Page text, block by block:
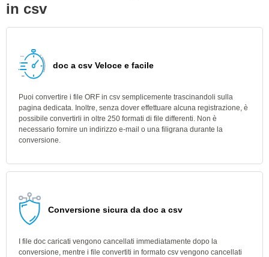
in csv
doc a csv Veloce e facile
Puoi convertire i file ORF in csv semplicemente trascinandoli sulla
pagina dedicata. Inoltre, senza dover effettuare alcuna registrazione, è
possibile convertirli in oltre 250 formati di file differenti. Non è
necessario fornire un indirizzo e-mail o una filigrana durante la
conversione.
Conversione sicura da doc a csv
I file doc caricati vengono cancellati immediatamente dopo la
conversione, mentre i file convertiti in formato csv vengono cancellati